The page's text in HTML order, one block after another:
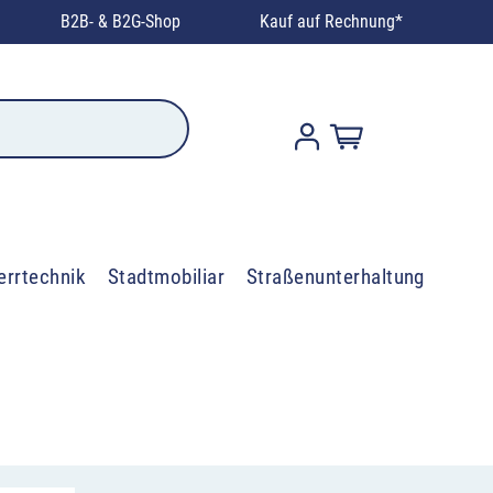
B2B- & B2G-Shop Kauf auf Rechnung*
Stadtmobiliar Straßenunterhaltung